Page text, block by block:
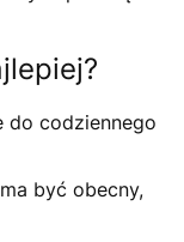
do codziennego
być obecny,